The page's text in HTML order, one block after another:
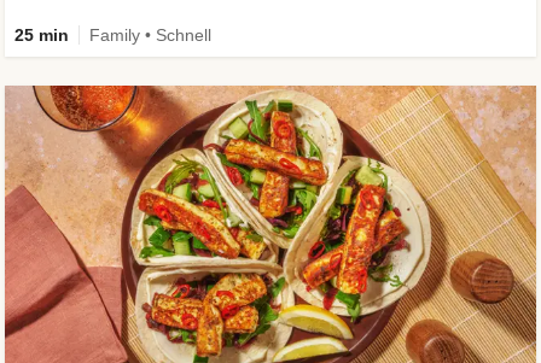
25 min Family • Schnell